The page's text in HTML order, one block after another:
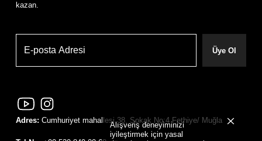
Alışveriş deneyiminizi
iyileştirmek için yasal
kazan.
Üye Ol
Adres: Cumhuriyet mahallesi 38. Sokak No:4 Fethiye/ Muğla